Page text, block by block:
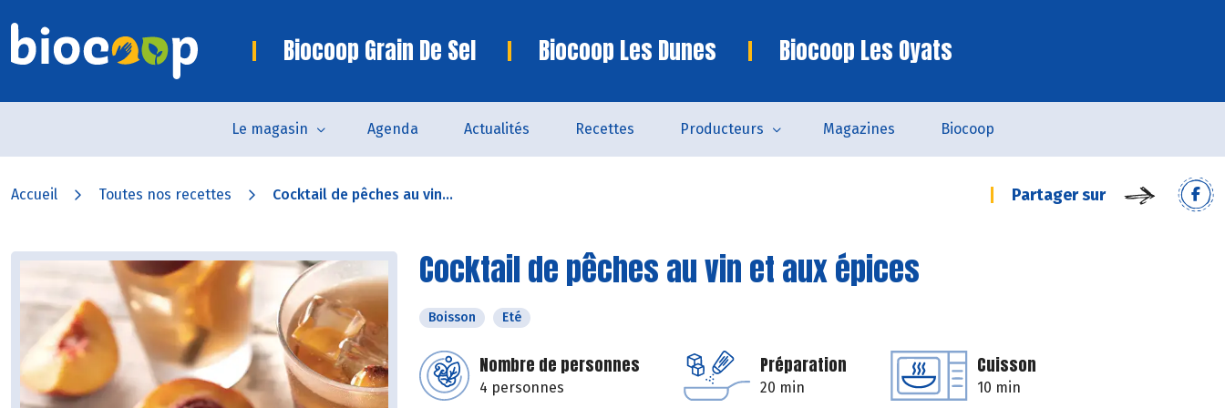
Biocoop Grain De Sel Biocoop Les Dunes Biocoop Les Oyats
Le magasin Agenda Actualités Recettes Producteurs Magazines Biocoop
Accueil Toutes nos recettes Cocktail de pêches au vin... Partager sur
Cocktail de pêches au vin et aux épices
Boisson Eté
Nombre de personnes
4 personnes
Préparation
20 min
Cuisson
10 min